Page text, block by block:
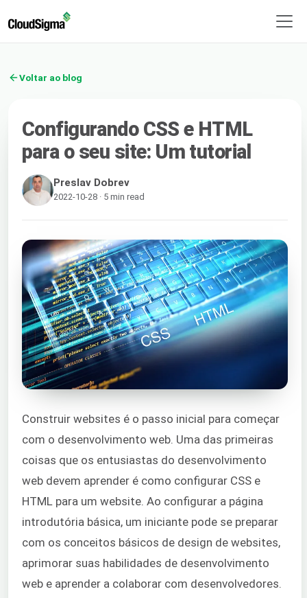
Voltar ao blog
Configurando CSS e HTML
para o seu site: Um tutorial
Preslav Dobrev
2022-10-28 · 5 min read
Construir websites é o passo inicial para começar
com o desenvolvimento web. Uma das primeiras
coisas que os entusiastas do desenvolvimento
web devem aprender é como configurar CSS e
HTML para um website. Ao configurar a página
introdutória básica, um iniciante pode se preparar
com os conceitos básicos de design de websites,
aprimorar suas habilidades de desenvolvimento
web e aprender a colaborar com desenvolvedores.